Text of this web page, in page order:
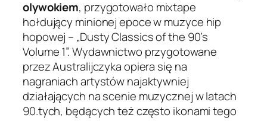
olywokiem, przygotowało mixtape
hołdujący minionej epoce w muzyce hip
hopowej – „Dusty Classics of the 90’s
Volume 1”. Wydawnictwo przygotowane
przez Australijczyka opiera się na
nagraniach artystów najaktywniej
działających na scenie muzycznej w latach
90.tych, będących też często ikonami tego